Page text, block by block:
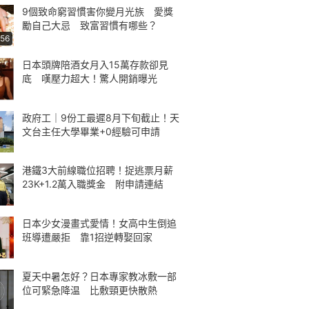
9個致命窮習慣害你變月光族 愛獎
勵自己大忌 致富習慣有哪些？
日本頭牌陪酒女月入15萬存款卻見
底 嘆壓力超大！驚人開銷曝光
政府工｜9份工最遲8月下旬截止！天
文台主任大學畢業+0經驗可申請
港鐵3大前線職位招聘！捉逃票月薪
23K+1.2萬入職獎金 附申請連結
日本少女漫畫式愛情！女高中生倒追
班導遭嚴拒 靠1招逆轉娶回家
夏天中暑怎好？日本專家教冰敷一部
位可緊急降温 比敷頸更快散熱